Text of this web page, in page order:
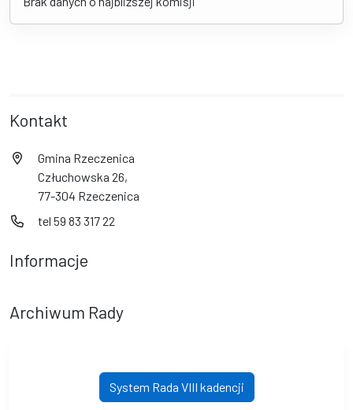
Kontakt
Gmina Rzeczenica
Człuchowska 26,
77-304 Rzeczenica
tel 59 83 317 22
Informacje
Archiwum Rady
System Rada VIII kadencji